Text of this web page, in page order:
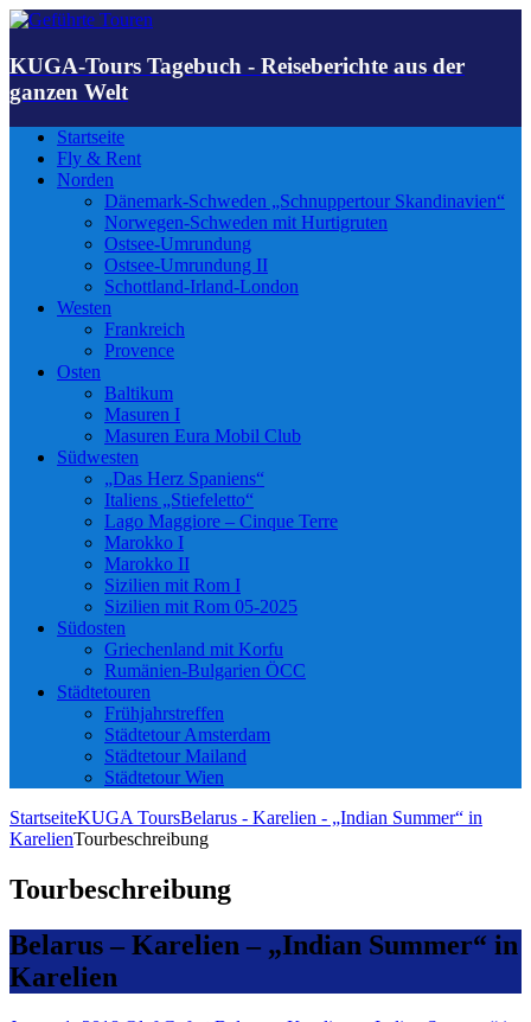
KUGA-Tours Tagebuch - Reiseberichte aus der
ganzen Welt
Startseite
Fly & Rent
Norden
Dänemark-Schweden „Schnuppertour Skandinavien“
Norwegen-Schweden mit Hurtigruten
Ostsee-Umrundung
Ostsee-Umrundung II
Schottland-Irland-London
Westen
Frankreich
Provence
Osten
Baltikum
Masuren I
Masuren Eura Mobil Club
Südwesten
„Das Herz Spaniens“
Italiens „Stiefeletto“
Lago Maggiore – Cinque Terre
Marokko I
Marokko II
Sizilien mit Rom I
Sizilien mit Rom 05-2025
Südosten
Griechenland mit Korfu
Rumänien-Bulgarien ÖCC
Städtetouren
Frühjahrstreffen
Städtetour Amsterdam
Städtetour Mailand
Städtetour Wien
StartseiteKUGA ToursBelarus - Karelien - „Indian Summer“ in
KarelienTourbeschreibung
Tourbeschreibung
Belarus – Karelien – „Indian Summer“ in
Karelien